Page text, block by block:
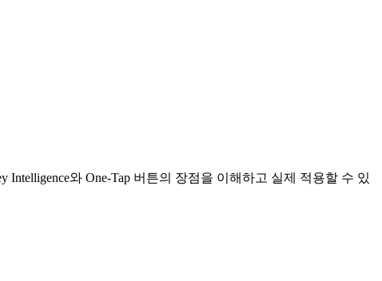
와 One-Tap 버튼의 장점을 이해하고 실제 적용할 수 있